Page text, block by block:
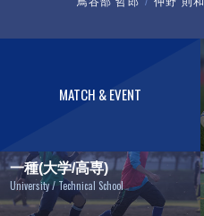
MATCH & EVENT
一種(大学/高専)
University / Technical School